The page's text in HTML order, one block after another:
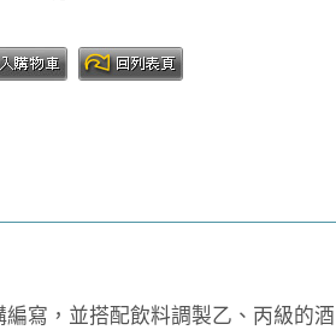
寫，並搭配飲料調製乙、丙級的酒